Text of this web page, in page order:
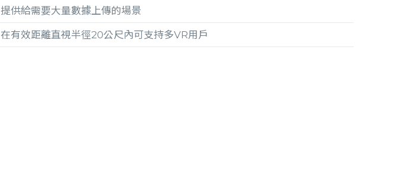
提供給需要大量數據上傳的場景
在有效距離直視半徑20公尺內可支持多VR用戶